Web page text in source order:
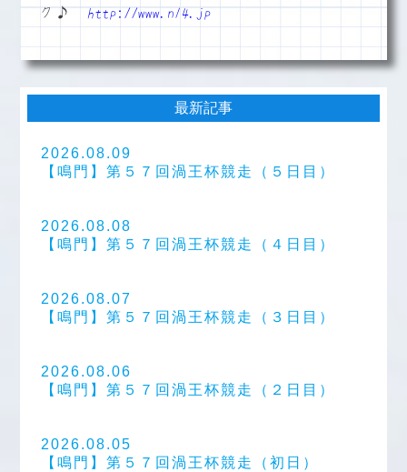
ク♪http://www.n14.jp
最新記事
2026.08.09
【鳴門】第５７回渦王杯競走（５日目）
2026.08.08
【鳴門】第５７回渦王杯競走（４日目）
2026.08.07
【鳴門】第５７回渦王杯競走（３日目）
2026.08.06
【鳴門】第５７回渦王杯競走（２日目）
2026.08.05
【鳴門】第５７回渦王杯競走（初日）